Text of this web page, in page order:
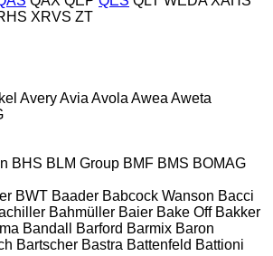
XRVS ZT
AveryAvia Avola Awea Aweta
BHS BLM Group BMF BMS BOMAG
BWT Baader Babcock Wanson Bacci
Bahmüller Baier Bake Off Bakker
Bandall Barford Barmix Baron
Bartscher Bastra Battenfeld Battioni